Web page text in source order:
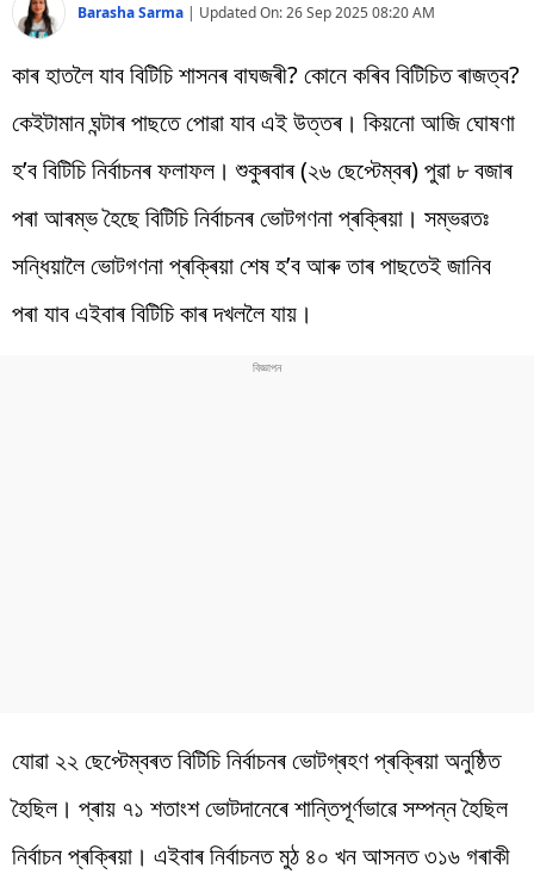
Barasha Sarma | Updated On:26 Sep 2025 08:20 AM
কাৰ হাতলৈ যাব বিটিচি শাসনৰ বাঘজৰী? কোনে কৰিব বিটিচিত ৰাজত্ব?
কেইটামান ঘন্টাৰ পাছতে পোৱা যাব এই উত্তৰ। কিয়নো আজি ঘোষণা
হ’ব বিটিচি নিৰ্বাচনৰ ফলাফল। শুকুৰবাৰ (২৬ ছেপ্টেম্বৰ) পুৱা ৮ বজাৰ
পৰা আৰম্ভ হৈছে বিটিচি নিৰ্বাচনৰ ভোটগণনা প্ৰক্ৰিয়া। সম্ভৱতঃ
সন্ধিয়ালৈ ভোটগণনা প্ৰক্ৰিয়া শেষ হ’ব আৰু তাৰ পাছতেই জানিব
পৰা যাব এইবাৰ বিটিচি কাৰ দখললৈ যায়।
যোৱা ২২ ছেপ্টেম্বৰত বিটিচি নিৰ্বাচনৰ ভোটগ্ৰহণ প্ৰক্ৰিয়া অনুষ্ঠিত
হৈছিল। প্ৰায় ৭১ শতাংশ ভোটদানেৰে শান্তিপূৰ্ণভাৱে সম্পন্ন হৈছিল
নিৰ্বাচন প্ৰক্ৰিয়া। এইবাৰ নিৰ্বাচনত মুঠ ৪০ খন আসনত ৩১৬ গৰাকী